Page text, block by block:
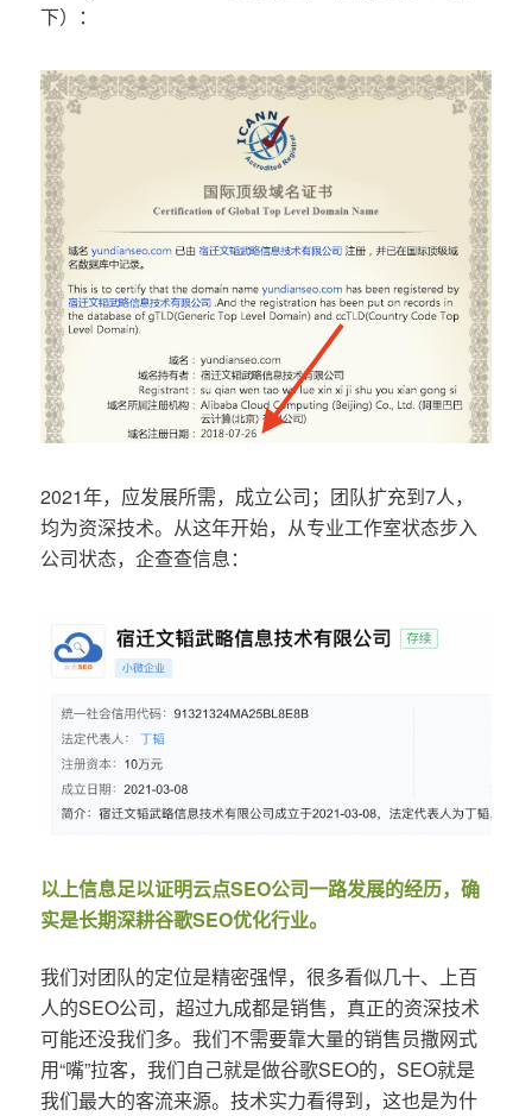
下）：
2021年，应发展所需，成立公司；团队扩充到7人，
均为资深技术。从这年开始，从专业工作室状态步入
公司状态，企查查信息：
以上信息足以证明云点SEO公司一路发展的经历，确
实是长期深耕谷歌SEO优化行业。
我们对团队的定位是精密强悍，很多看似几十、上百
人的SEO公司，超过九成都是销售，真正的资深技术
可能还没我们多。我们不需要靠大量的销售员撒网式
用“嘴”拉客，我们自己就是做谷歌SEO的，SEO就是
我们最大的客流来源。技术实力看得到，这也是为什